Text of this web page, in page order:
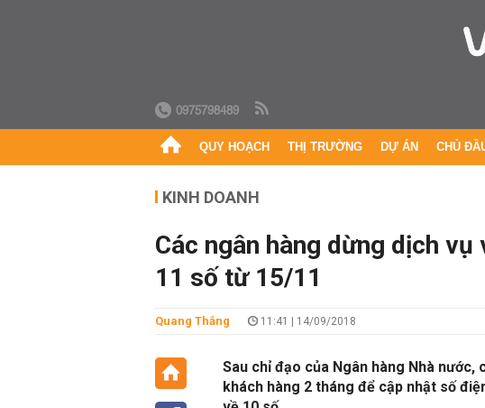
0975798489
QUY HOẠCH THỊ TRƯỜNG DỰ ÁN CHỦ
KINH DOANH
Các ngân hàng dừng dịch
11 số từ 15/11
Quang Thắng 11:41 | 14/09/2018
Sau chỉ đạo của Ngân hàng Nhà
khách hàng 2 tháng để cập nhật số